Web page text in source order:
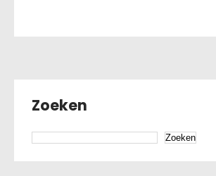
Zoeken
Zoeken